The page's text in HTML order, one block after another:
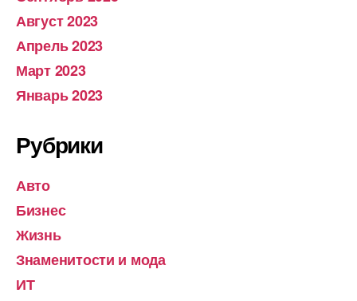
Август 2023
Апрель 2023
Март 2023
Январь 2023
Рубрики
Авто
Бизнес
Жизнь
Знаменитости и мода
ИТ